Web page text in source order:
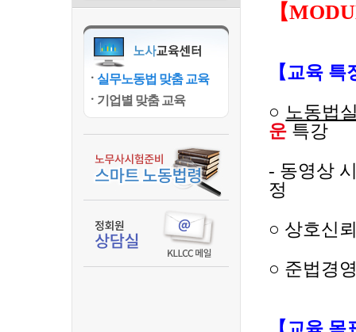
실무노동법 맞춤 교육
기업별 맞춤 교육
【
【교육 특
○ 노동법
운 특강
- 동영상
정
○ 상호신
○ 준법경